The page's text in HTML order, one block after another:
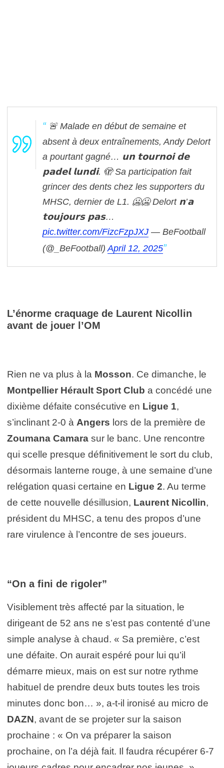
🚨 Malade en début de semaine et
absent à deux entraînements, Andy Delort
a pourtant gagné… 𝘂𝗻 𝘁𝗼𝘂𝗿𝗻𝗼𝗶 𝗱𝗲
𝗽𝗮𝗱𝗲𝗹 𝗹𝘂𝗻𝗱𝗶. 🫣 Sa participation fait
grincer des dents chez les supporters du
MHSC, dernier de L1. 🥶🥶 Delort 𝗻’𝗮
𝘁𝗼𝘂𝗷𝗼𝘂𝗿𝘀 𝗽𝗮𝘀…
pic.twitter.com/FizcFzpJXJ — BeFootball
(@_BeFootball) April 12, 2025
L’énorme craquage de Laurent Nicollin
avant de jouer l’OM
Rien ne va plus à la Mosson. Ce dimanche, le
Montpellier Hérault Sport Club a concédé une
dixième défaite consécutive en Ligue 1,
s’inclinant 2-0 à Angers lors de la première de
Zoumana Camara sur le banc. Une rencontre
qui scelle presque définitivement le sort du club,
désormais lanterne rouge, à une semaine d’une
relégation quasi certaine en Ligue 2. Au terme
de cette nouvelle désillusion, Laurent Nicollin,
président du MHSC, a tenu des propos d’une
rare virulence à l’encontre de ses joueurs.
“On a fini de rigoler”
Visiblement très affecté par la situation, le
dirigeant de 52 ans ne s’est pas contenté d’une
simple analyse à chaud. « Sa première, c’est
une défaite. On aurait espéré pour lui qu’il
démarre mieux, mais on est sur notre rythme
habituel de prendre deux buts toutes les trois
minutes donc bon… », a-t-il ironisé au micro de
DAZN, avant de se projeter sur la saison
prochaine : « On va préparer la saison
prochaine, on l’a déjà fait. Il faudra récupérer 6-7